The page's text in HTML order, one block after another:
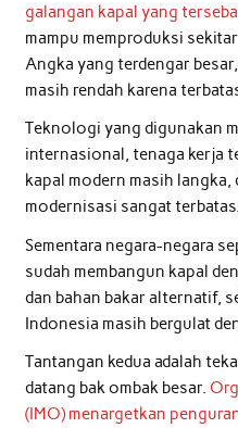
galangan kapal yang
mampu memproduksi
Angka yang terdengar
masih rendah karena
Teknologi yang digunakan
internasional, tenaga kerja
kapal modern masih langka,
modernisasi sangat terbatas.
Sementara negara-negara
sudah membangun kapal
dan bahan bakar alternatif,
Indonesia masih bergulat
Tantangan kedua adalah
datang bak ombak besar.
(IMO) menargetkan